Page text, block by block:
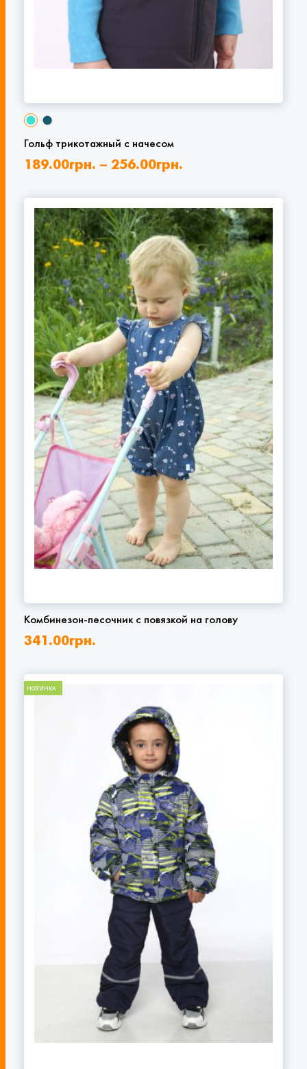
Гольф трикотажный с начесом
189.00грн. – 256.00грн.
Комбинезон-песочник с повязкой на голову
341.00грн.
НОВИНКА